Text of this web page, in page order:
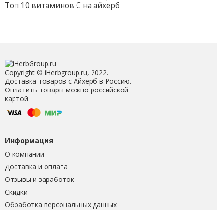
Топ 10 витаминов С на айхерб
Copyright © iHerbgroup.ru, 2022.
Доставка товаров с Айхерб в Россию.
Оплатить товары можно российской
картой
Информация
О компании
Доставка и оплата
Отзывы и заработок
Скидки
Обработка персональных данных